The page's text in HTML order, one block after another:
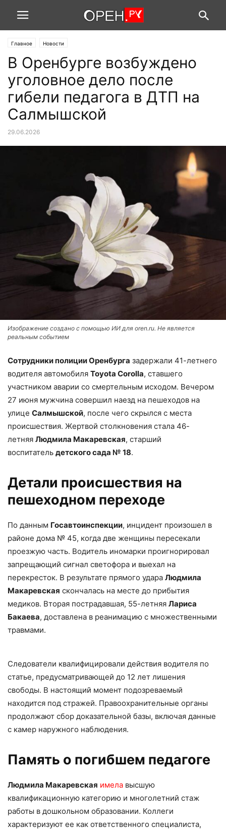
Главное Новости
В Оренбурге возбуждено
уголовное дело после
гибели педагога в ДТП на
Салмышской
29.06.2026
Изображение создано с помощью ИИ для oren.ru. Не является
реальным событием
Сотрудники полиции Оренбурга задержали 41-летнего
водителя автомобиля Toyota Corolla, ставшего
участником аварии со смертельным исходом. Вечером
27 июня мужчина совершил наезд на пешеходов на
улице Салмышской, после чего скрылся с места
происшествия. Жертвой столкновения стала 46-
летняя Людмила Макаревская, старший
воспитатель детского сада № 18.
Детали происшествия на
пешеходном переходе
По данным Госавтоинспекции, инцидент произошел в
районе дома № 45, когда две женщины пересекали
проезжую часть. Водитель иномарки проигнорировал
запрещающий сигнал светофора и выехал на
перекресток. В результате прямого удара Людмила
Макаревская скончалась на месте до прибытия
медиков. Вторая пострадавшая, 55-летняя Лариса
Бакаева, доставлена в реанимацию с множественными
травмами.
Следователи квалифицировали действия водителя по
статье, предусматривающей до 12 лет лишения
свободы. В настоящий момент подозреваемый
находится под стражей. Правоохранительные органы
продолжают сбор доказательной базы, включая данные
с камер наружного наблюдения.
Память о погибшем педагоге
Людмила Макаревская имела высшую
квалификационную категорию и многолетний стаж
работы в дошкольном образовании. Коллеги
характеризуют ее как ответственного специалиста,